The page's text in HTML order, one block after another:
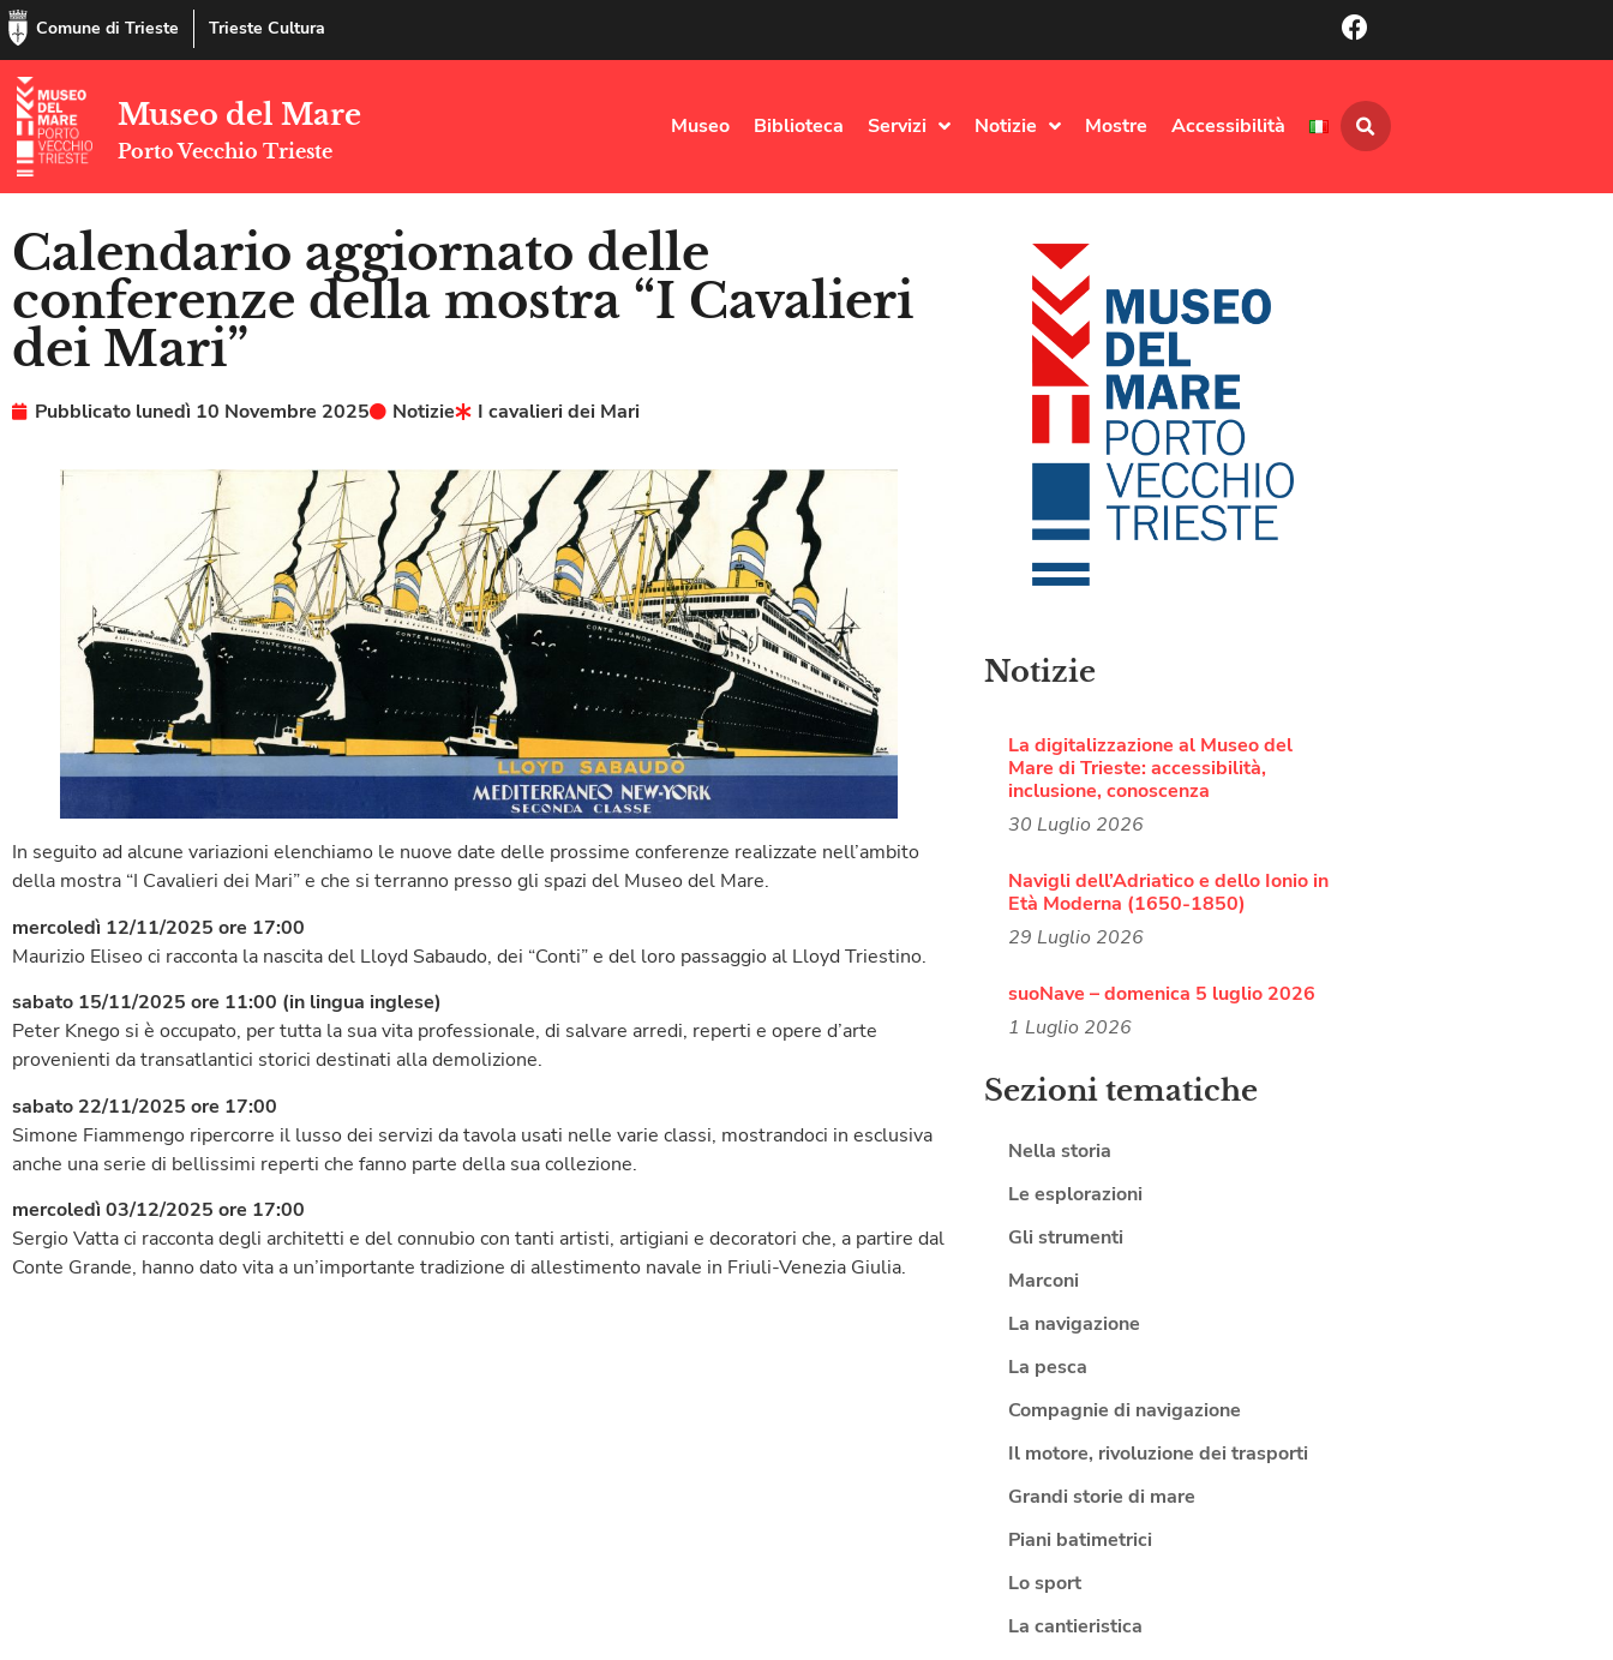
Comune di Trieste Trieste Cultura
Museo del Mare
Porto Vecchio Trieste
Museo Biblioteca Servizi Notizie Mostre Accessibilità
Calendario aggiornato delle
conferenze della mostra “I Cavalieri
dei Mari”
Pubblicato lunedì 10 Novembre 2025 Notizie I cavalieri dei Mari
In seguito ad alcune variazioni elenchiamo le nuove date delle prossime conferenze realizzate nell’ambito
della mostra “I Cavalieri dei Mari” e che si terranno presso gli spazi del Museo del Mare.
mercoledì 12/11/2025 ore 17:00
Maurizio Eliseo ci racconta la nascita del Lloyd Sabaudo, dei “Conti” e del loro passaggio al Lloyd Triestino.
sabato 15/11/2025 ore 11:00 (in lingua inglese)
Peter Knego si è occupato, per tutta la sua vita professionale, di salvare arredi, reperti e opere d’arte
provenienti da transatlantici storici destinati alla demolizione.
sabato 22/11/2025 ore 17:00
Simone Fiammengo ripercorre il lusso dei servizi da tavola usati nelle varie classi, mostrandoci in esclusiva
anche una serie di bellissimi reperti che fanno parte della sua collezione.
mercoledì 03/12/2025 ore 17:00
Sergio Vatta ci racconta degli architetti e del connubio con tanti artisti, artigiani e decoratori che, a partire dal
Conte Grande, hanno dato vita a un’importante tradizione di allestimento navale in Friuli-Venezia Giulia.
Notizie
La digitalizzazione al Museo del
Mare di Trieste: accessibilità,
inclusione, conoscenza
30 Luglio 2026
Navigli dell’Adriatico e dello Ionio in
Età Moderna (1650-1850)
29 Luglio 2026
suoNave – domenica 5 luglio 2026
1 Luglio 2026
Sezioni tematiche
Nella storia
Le esplorazioni
Gli strumenti
Marconi
La navigazione
La pesca
Compagnie di navigazione
Il motore, rivoluzione dei trasporti
Grandi storie di mare
Piani batimetrici
Lo sport
La cantieristica